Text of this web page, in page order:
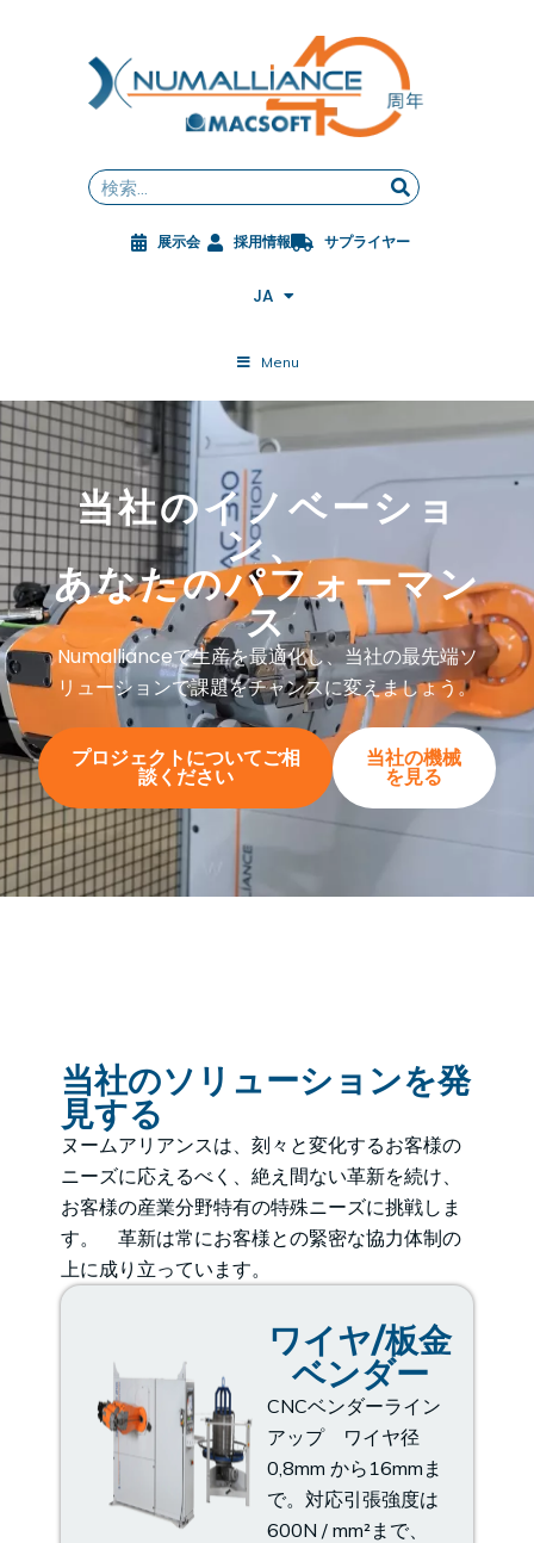
Search
展示会 採用情報 サプライヤー
JA
FR
DE
ES
PL
ES-MX
Menu
当社のイノベーショ
ン、
あなたのパフォーマン
ス
Numallianceで生産を最適化し、当社の最先端ソ
リューションで課題をチャンスに変えましょう。
プロジェクトについてご相
談ください
当社の機械
を見る
当社のソリューションを発
見する
ヌームアリアンスは、刻々と変化するお客様の
ニーズに応えるべく、絶え間ない革新を続け、
お客様の産業分野特有の特殊ニーズに挑戦しま
す。 革新は常にお客様との緊密な協力体制の
上に成り立っています。
ワイヤ/板金
ベンダー
CNCベンダーライン
アップ ワイヤ径
0,8mm から16mmま
で。対応引張強度は
600N / mm²まで、